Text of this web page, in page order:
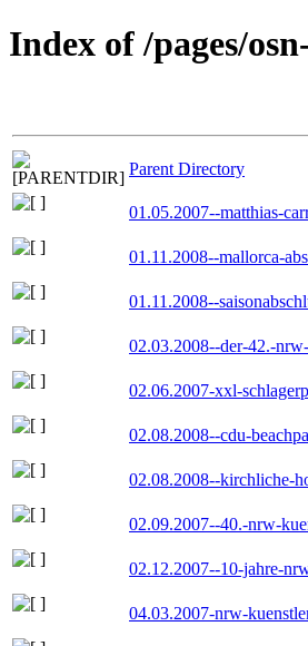
Index of /pages/
Parent Directory
01.05.2007--matthias-
01.11.2008--mallorca-
01.11.2008--
02.03.2008--der-42.-
02.06.2007-xxl-
02.08.2008--cdu-
02.08.2008--kirchliche-
02.09.2007--40.-nrw-
02.12.2007--10-jahre-
04.03.2007-nrw-